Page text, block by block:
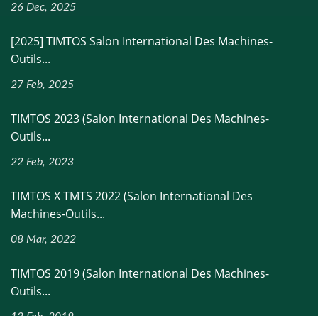
26 Dec, 2025
[2025] TIMTOS Salon International Des Machines-
Outils...
27 Feb, 2025
TIMTOS 2023 (Salon International Des Machines-
Outils...
22 Feb, 2023
TIMTOS X TMTS 2022 (Salon International Des
Machines-Outils...
08 Mar, 2022
TIMTOS 2019 (Salon International Des Machines-
Outils...